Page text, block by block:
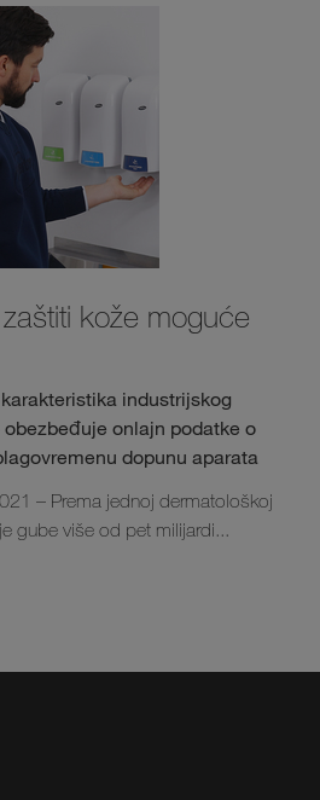
kože moguće
industrijskog
onlajn podatke o
dopunu aparata
– Prema jednoj dermatološkoj
gube više od pet milijardi...